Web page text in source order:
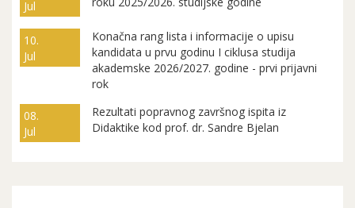
Jul
10.
Jul
Konačna rang lista i informacije o upisu
kandidata u prvu godinu I ciklusa studija
akademske 2026/2027. godine - prvi prijavni
rok
08.
Jul
Rezultati popravnog završnog ispita iz
Didaktike kod prof. dr. Sandre Bjelan